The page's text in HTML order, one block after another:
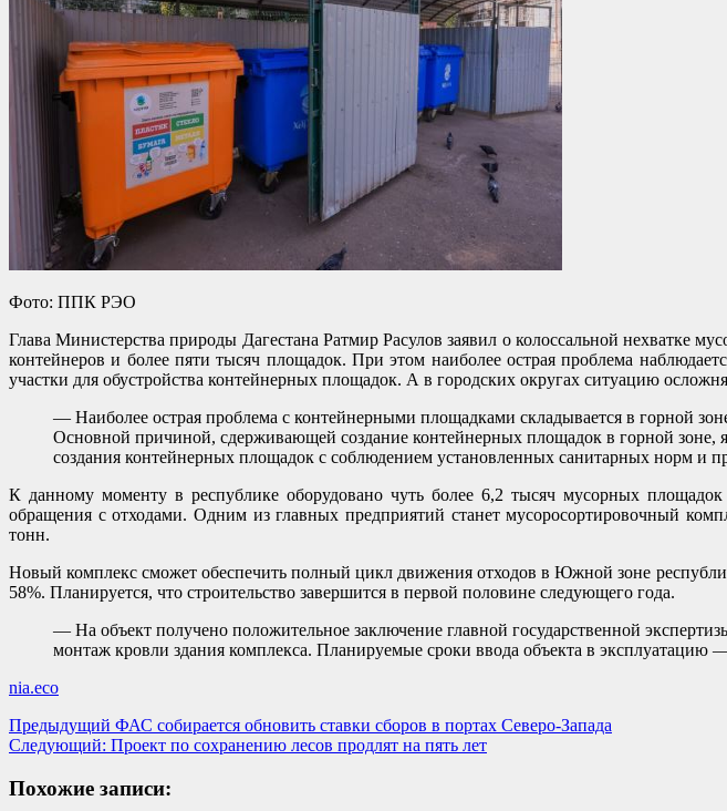
Фото: ППК РЭО
Глава Министерства природы Дагестана Ратмир Расулов заявил о колоссальной нехватке
контейнеров и более пяти тысяч площадок. При этом наиболее острая проблема
участки для обустройства контейнерных площадок. А в городских округах ситуацию
— Наиболее острая проблема с контейнерными площадками складывается в горной
Основной причиной, сдерживающей создание контейнерных площадок в горной зоне,
создания контейнерных площадок с соблюдением установленных санитарных норм и
К данному моменту в республике оборудовано чуть более 6,2 тысяч мусорных
обращения с отходами. Одним из главных предприятий станет мусоросортировочный
тонн.
Новый комплекс сможет обеспечить полный цикл движения отходов в Южной зоне
58%. Планируется, что строительство завершится в первой половине следующего года.
— На объект получено положительное заключение главной государственной
монтаж кровли здания комплекса. Планируемые сроки ввода объекта в
nia.eco
Навигация
записи
Предыдущий ФАС собирается обновить ставки сборов в портах Северо-Запада
Следующий: Проект по сохранению лесов продлят на пять лет
Похожие записи: